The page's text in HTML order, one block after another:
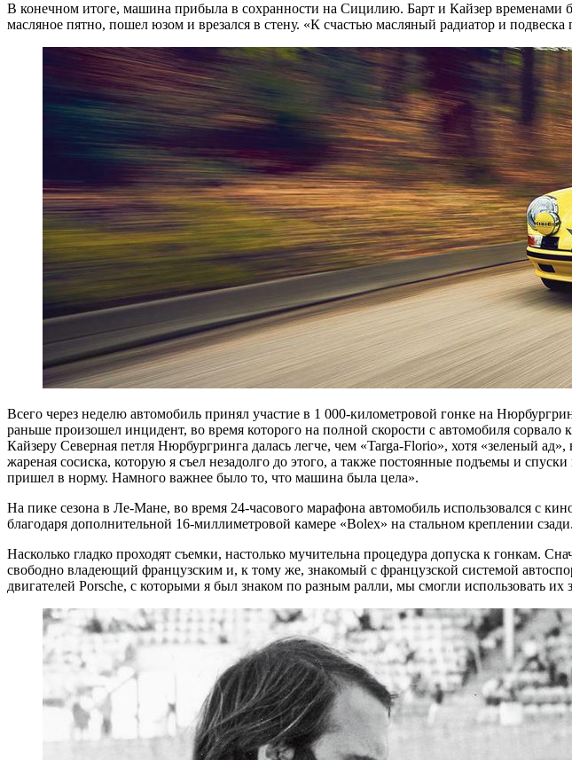
В конечном итоге, машина прибыла в сохранности на Сицилию. Барт и Кайзер временами
масляное пятно, пошел юзом и врезался в стену. «К счастью масляный радиатор и
Всего через неделю автомобиль принял участие в 1 000-километровой гонке на
раньше произошел инцидент, во время которого на полной скорости с автомобиля
Кайзеру Северная петля Нюрбургринга далась легче, чем «Targa-Florio», хотя «зеленый
жареная сосиска, которую я съел незадолго до этого, а также постоянные подъемы и
пришел в норму. Намного важнее было то, что машина была цела».
На пике сезона в Ле-Мане, во время 24-часового марафона автомобиль использовался с
благодаря дополнительной 16-миллиметровой камере «Bolex» на стальном креплении
Насколько гладко проходят съемки, настолько мучительна процедура допуска к гонкам.
свободно владеющий французским и, к тому же, знакомый с французской системой
двигателей Porsche, с которыми я был знаком по разным ралли, мы смогли использовать